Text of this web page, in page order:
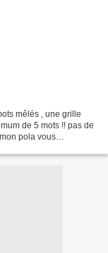
mêlés , une grille
de 5 mots !! pas de
pola vous